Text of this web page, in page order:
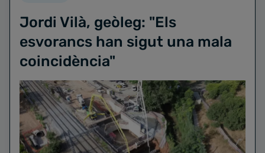
Jordi Vilà, geòleg: "Els
esvorancs han sigut una mala
coincidència"